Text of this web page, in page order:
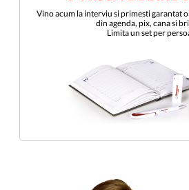
Vino acum la interviu si primesti garantat
din agenda, pix, cana si
Limita un set per